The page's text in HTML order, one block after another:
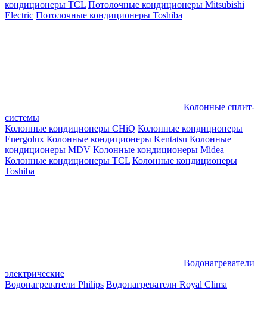
кондиционеры TCL Потолочные кондиционеры Mitsubishi
Electric Потолочные кондиционеры Toshiba
Колонные сплит-
системы
Колонные кондиционеры CHiQ Колонные кондиционеры
Energolux Колонные кондиционеры Kentatsu Колонные
кондиционеры MDV Колонные кондиционеры Midea
Колонные кондиционеры TCL Колонные кондиционеры
Toshiba
Водонагреватели
электрические
Водонагреватели Philips Водонагреватели Royal Clima